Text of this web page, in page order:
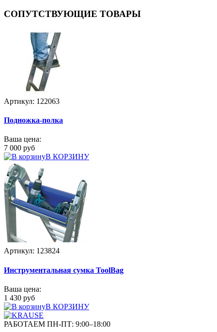
СОПУТСТВУЮЩИЕ ТОВАРЫ
Артикул: 122063
Подножка-полка
Ваша цена:
7 000 руб
В КОРЗИНУ
Артикул: 123824
Инструментальная сумка ToolBag
Ваша цена:
1 430 руб
В КОРЗИНУ
РАБОТАЕМ ПН-ПТ: 9:00–18:00